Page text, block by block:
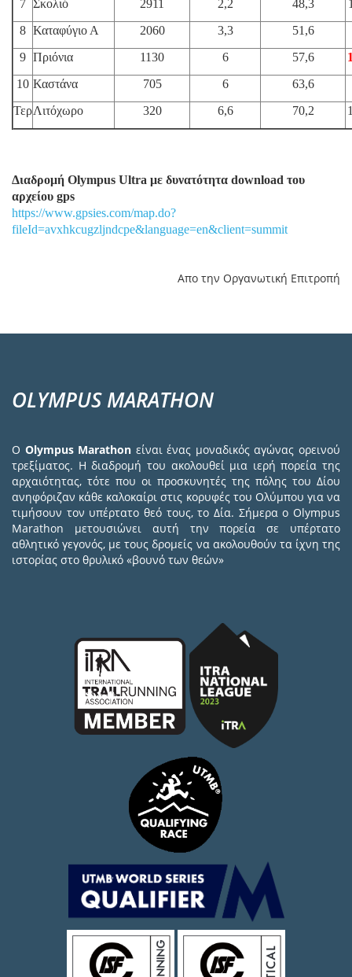
7 Σκολιό 2911 2,2 48,3
8 Καταφύγιο Α 2060 3,3
51,6
9 Πριόνια 1130 6 57,6
10 Καστάνα 705 6
63,6
ΤερΛιτόχωρο 320 6,6 70,2
Διαδρομή Olympus Ultra με δυνατότητα download του
αρχείου gps
https://www.gpsies.com/map.do?
fileId=avxhkcugzljndcpe&language=en&client=summit
Απο την Οργανωτική Επιτροπή
OLYMPUS MARATHON
Ο Olympus Marathon είναι ένας μοναδικός αγώνας ορεινού
τρεξίματος. Η διαδρομή του ακολουθεί μια ιερή πορεία της
αρχαιότητας, τότε που οι προσκυνητές της πόλης του Δίου
ανηφόριζαν κάθε καλοκαίρι στις κορυφές του Ολύμπου για να
τιμήσουν τον υπέρτατο θεό τους, το Δία. Σήμερα ο Olympus
Marathon μετουσιώνει αυτή την πορεία σε υπέρτατο
αθλητικό γεγονός, με τους δρομείς να ακολουθούν τα ίχνη της
ιστορίας στο θρυλικό «βουνό των θεών»